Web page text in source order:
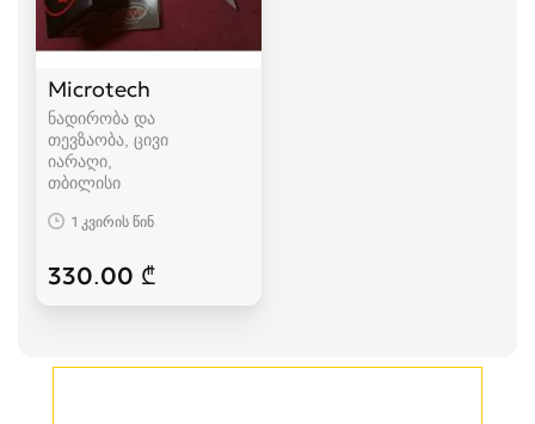
Microtech
ნადირობა და
თევზაობა, ცივი
იარაღი
თბილისი
1 კვირის წინ
330.00 ₾